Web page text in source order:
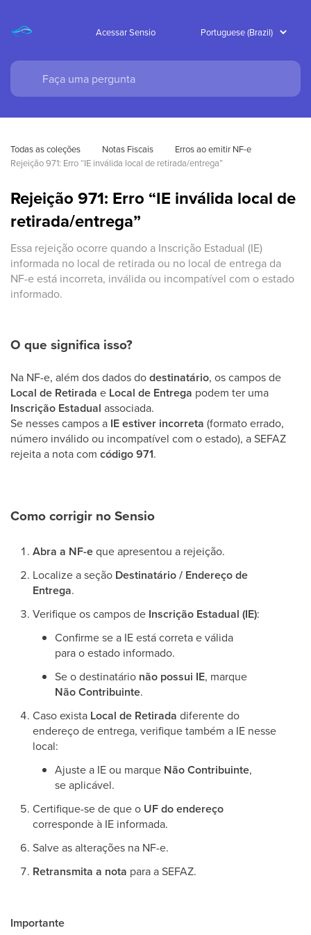
Acessar Sensio
Todas as coleções Notas Fiscais
Erros ao emitir NF-e
Rejeição 971: Erro “IE inválida local de retirada/entrega”
Rejeição 971: Erro “IE inválida local de
retirada/entrega”
Essa rejeição ocorre quando a Inscrição Estadual (IE)
informada no local de retirada ou no local de entrega da
NF-e está incorreta, inválida ou incompatível com o estado
informado.
O que significa isso?
Na NF-e, além dos dados dodestinatário, os campos de
Local de Retirada e Local de Entrega podem ter uma
Inscrição Estadual associada.
Se nesses campos a IE estiver incorreta (formato errado,
número inválido ou incompatível com o estado), a SEFAZ
rejeita a nota com código 971.
Como corrigir no Sensio
Abra a NF-eque apresentou a rejeição.
Localize a seção Destinatário / Endereço de
Entrega.
Verifique os campos de Inscrição Estadual (IE):
Confirme se a IE está correta e válida
para o estado informado.
Se o destinatário não possui IE, marque
Não Contribuinte.
Caso exista Local de Retirada diferente do
endereço de entrega, verifique também a IE nesse
local:
Ajuste a IE ou marque Não Contribuinte,
se aplicável.
Certifique-se de que o UF do endereço
corresponde à IE informada.
Salve as alterações na NF-e.
Retransmita a nota para a SEFAZ.
Importante